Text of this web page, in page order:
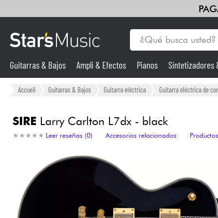
Guitarras & Bajos
Sintetizadores & samplers
Luces
Violines y cuarteto
Guitarras & Bajos Ampli & Efectos Pianos Sintetizadores
Accueil Guitarras & Bajos Guitarra eléctrica Guitarra eléctrica de
SIRE Larry Carlton L7dx - black
★ ★ ★ ★ ★
★ ★ ★ ★ ★ Leer reseñas (0) Accesorios relacionados